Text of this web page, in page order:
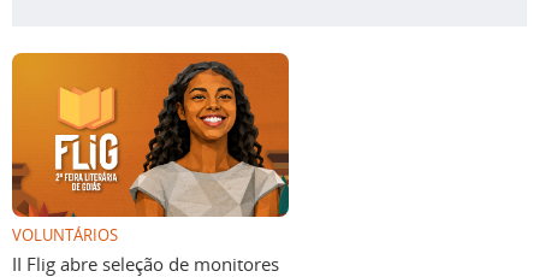
VOLUNTÁRIOS
II Flig abre seleção de monitores